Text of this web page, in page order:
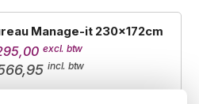
Manage-it 230x172cm